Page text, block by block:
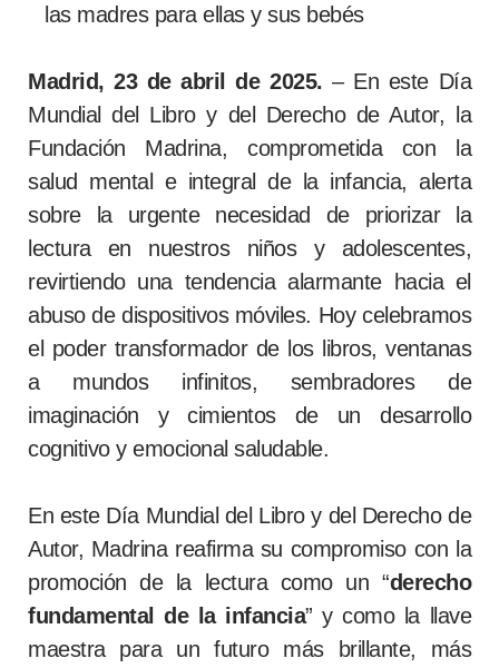
las madres para ellas y sus bebés
Madrid, 23 de abril de 2025. – En este Día
Mundial del Libro y del Derecho de Autor, la
Fundación Madrina, comprometida con la
salud mental e integral de la infancia, alerta
sobre la urgente necesidad de priorizar la
lectura en nuestros niños y adolescentes,
revirtiendo una tendencia alarmante hacia el
abuso de dispositivos móviles. Hoy celebramos
el poder transformador de los libros, ventanas
a mundos infinitos, sembradores de
imaginación y cimientos de un desarrollo
cognitivo y emocional saludable.
En este Día Mundial del Libro y del Derecho de
Autor, Madrina reafirma su compromiso con la
promoción de la lectura como un “derecho
fundamental de la infancia” y como la llave
maestra para un futuro más brillante, más